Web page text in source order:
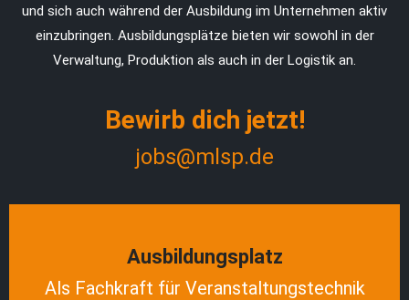
und sich auch während der Ausbildung im Unternehmen aktiv
einzubringen. Ausbildungsplätze bieten wir sowohl in der
Verwaltung, Produktion als auch in der Logistik an.
Bewirb dich jetzt!
jobs@mlsp.de
Ausbildungsplatz
Als Fachkraft für Veranstaltungstechnik